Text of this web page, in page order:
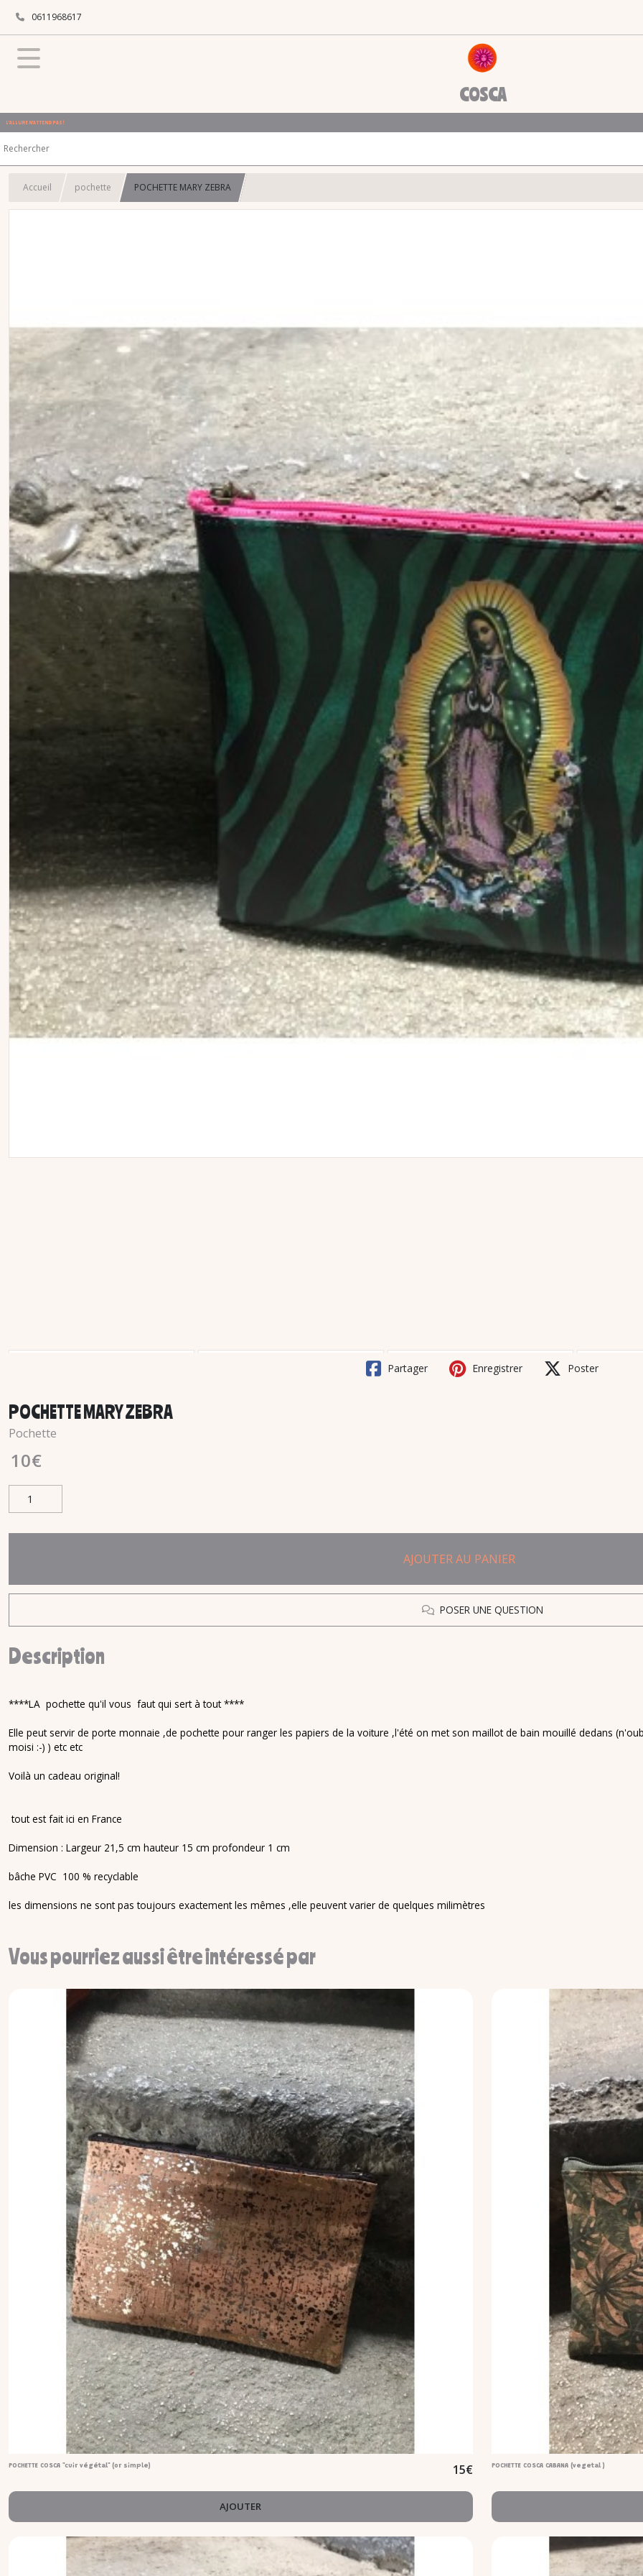
0611968617
COSCA
L'ALLURE N'ATTEND PAS !
Accueil pochette POCHETTE MARY ZEBRA
Partager Enregistrer Poster
POCHETTE MARY ZEBRA
Pochette
10€
AJOUTER AU PANIER
POSER UNE QUESTION
Description
****LA pochette qu'il vous faut qui sert à tout ****
Elle peut servir de porte monnaie ,de pochette pour ranger les papiers de la voiture ,l'été on met son maillot de bain mouillé dedans
moisi :-) ) etc etc
Voilà un cadeau original!
tout est fait ici en France
Dimension : Largeur 21,5 cm hauteur 15 cm profondeur 1 cm
bâche PVC 100 % recyclable
les dimensions ne sont pas toujours exactement les mêmes ,elle peuvent varier de quelques milimètres
Vous pourriez aussi être intéressé par
POCHETTE COSCA "cuir végétal" (or simple) 15€
AJOUTER
POCHETTE COSCA CABANA (vegetal )